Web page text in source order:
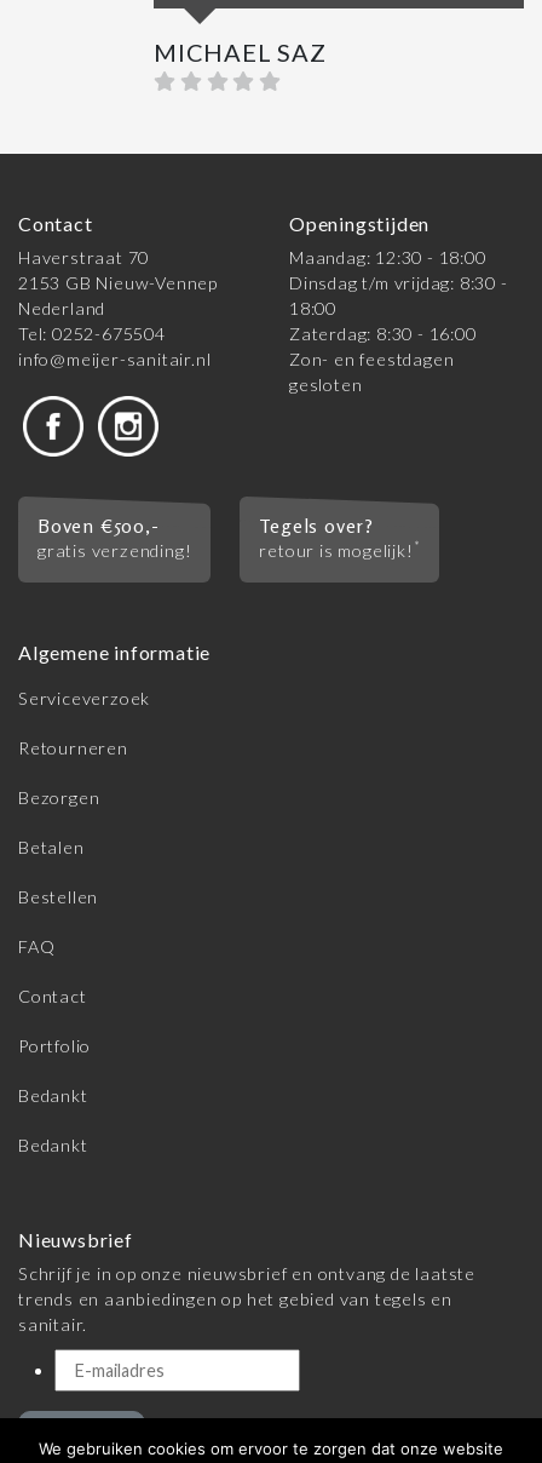
MICHAEL SAZ
Contact
Haverstraat 70
2153 GB Nieuw-Vennep
Nederland
Tel: 0252-675504
info@meijer-sanitair.nl
Openingstijden
Maandag: 12:30 - 18:00
Dinsdag t/m vrijdag: 8:30 -
18:00
Zaterdag: 8:30 - 16:00
Zon- en feestdagen
gesloten
Boven €500,-
gratis verzending!
Tegels over?
retour is mogelijk! *
Algemene informatie
Serviceverzoek
Retourneren
Bezorgen
Betalen
Bestellen
FAQ
Contact
Portfolio
Bedankt
Bedankt
Nieuwsbrief
Schrijf je in op onze nieuwsbrief en ontvang de laatste
trends en aanbiedingen op het gebied van tegels en
sanitair.
We gebruiken cookies om ervoor te zorgen dat onze website